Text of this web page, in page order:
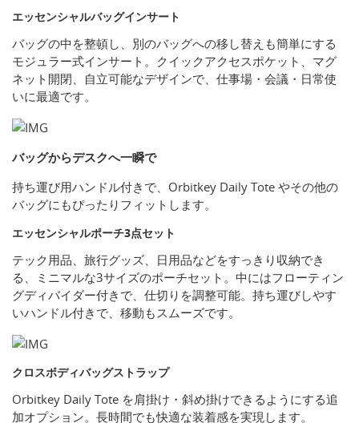
エッセンシャルバッグインサート
バッグの中を整頓し、別のバッグへの移し替えも簡単にする
モジュラー式インサート。クイックアクセスポケット、マグ
ネット開閉、自立可能なデザインで、仕事場・会議・日常使
いに最適です。
バッグからデスクへ一瞬で
持ち運び用ハンドル付きで、Orbitkey Daily Tote やその他の
バッグにもぴったりフィットします。
エッセンシャルポーチ3点セット
テック用品、旅行グッズ、日用品などをすっきり収納でき
る、ミニマルな3サイズのポーチセット。中にはフローティン
グディバイダー付きで、仕切りを調整可能。持ち運びしやす
いハンドル付きで、移動もスムーズです。
クロスボディバッグストラップ
Orbitkey Daily Tote を肩掛け・斜め掛けできるようにする追
加オプション。長時間でも快適な装着感を実現します。